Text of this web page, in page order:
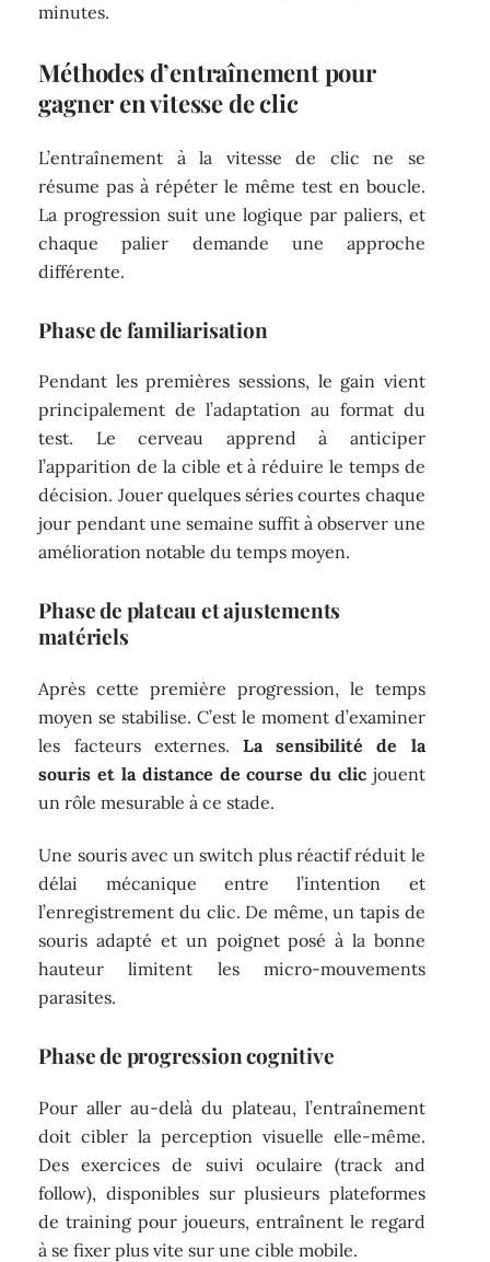
minutes.
Méthodes d’entraînement pour
gagner en vitesse de clic
L’entraînement à la vitesse de clic ne se
résume pas à répéter le même test en boucle.
La progression suit une logique par paliers, et
chaque palier demande une approche
différente.
Phase de familiarisation
Pendant les premières sessions, le gain vient
principalement de l’adaptation au format du
test. Le cerveau apprend à anticiper
l’apparition de la cible et à réduire le temps de
décision. Jouer quelques séries courtes chaque
jour pendant une semaine suffit à observer une
amélioration notable du temps moyen.
Phase de plateau et ajustements
matériels
Après cette première progression, le temps
moyen se stabilise. C’est le moment d’examiner
les facteurs externes. La sensibilité de la
souris et la distance de course du clicjouent
un rôle mesurable à ce stade.
Une souris avec un switch plus réactif réduit le
délai mécanique entre l’intention et
l’enregistrement du clic. De même, un tapis de
souris adapté et un poignet posé à la bonne
hauteur limitent les micro-mouvements
parasites.
Phase de progression cognitive
Pour aller au-delà du plateau, l’entraînement
doit cibler la perception visuelle elle-même.
Des exercices de suivi oculaire (track and
follow), disponibles sur plusieurs plateformes
de training pour joueurs, entraînent le regard
à se fixer plus vite sur une cible mobile.